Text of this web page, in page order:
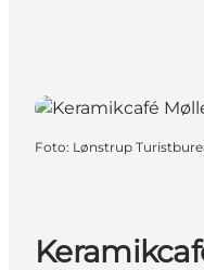
Foto: Lønstrup